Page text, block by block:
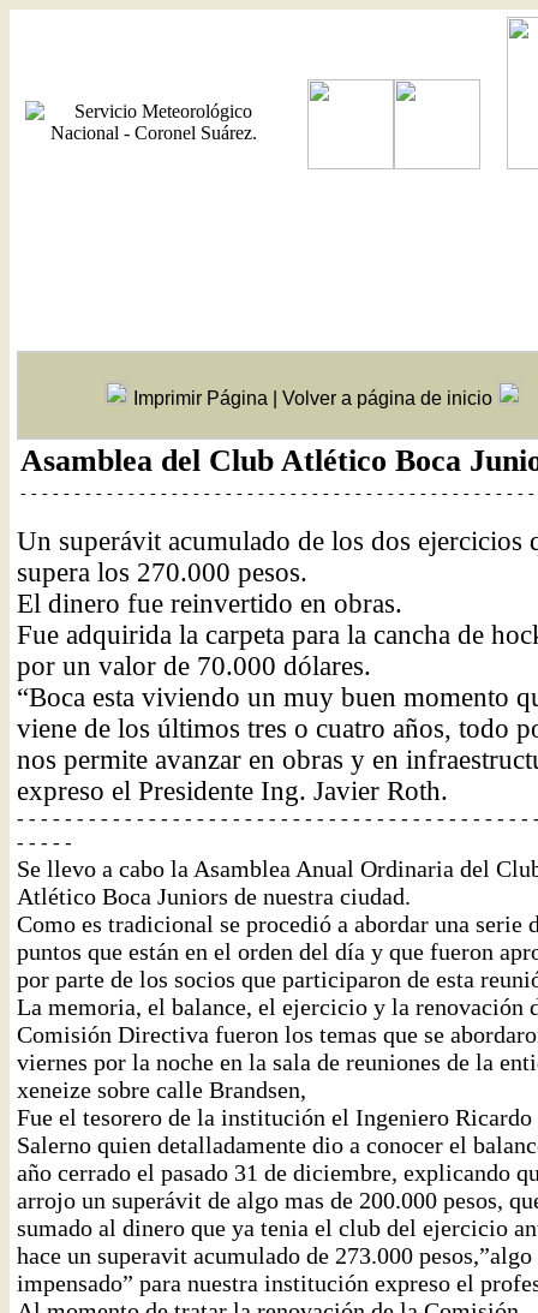
Imprimir Página Volver a página de inicio
Asamblea del Club Atlético Boca
- - - - - - - - - - - - - - - - - - - - - - - - - - - - - - - - - - - - - - - - - - - - - - -
Un superávit acumulado de los dos ejercicios
supera los 270.000 pesos.
El dinero fue reinvertido en obras.
Fue adquirida la carpeta para la cancha de
por un valor de 70.000 dólares.
“Boca esta viviendo un muy buen momento
viene de los últimos tres o cuatro años, todo
nos permite avanzar en obras y en
expreso el Presidente Ing. Javier Roth.
- - - - - - - - - - - - - - - - - - - - - - - - - - - - - - - - - - - - - - - - - - -
- - - - -
Se llevo a cabo la Asamblea Anual Ordinaria del
Atlético Boca Juniors de nuestra ciudad.
Como es tradicional se procedió a abordar una serie
puntos que están en el orden del día y que fueron
por parte de los socios que participaron de esta
La memoria, el balance, el ejercicio y la renovación
Comisión Directiva fueron los temas que se
viernes por la noche en la sala de reuniones de la
xeneize sobre calle Brandsen,
Fue el tesorero de la institución el Ingeniero Ricardo
Salerno quien detalladamente dio a conocer el
año cerrado el pasado 31 de diciembre, explicando
arrojo un superávit de algo mas de 200.000 pesos,
sumado al dinero que ya tenia el club del ejercicio
hace un superavit acumulado de 273.000 pesos,”algo
impensado” para nuestra institución expreso el